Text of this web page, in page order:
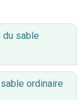
sable
ordinaire